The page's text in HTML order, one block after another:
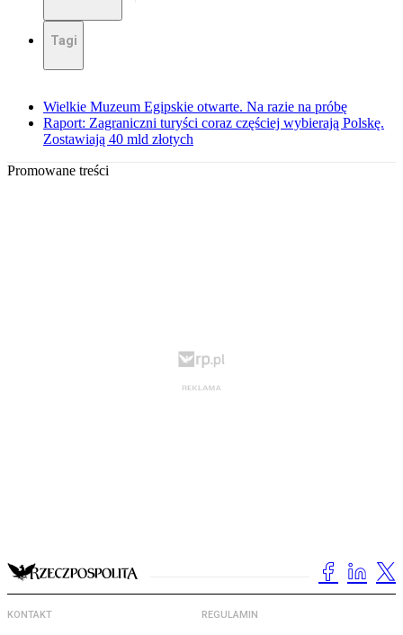
Tagi
Wielkie Muzeum Egipskie otwarte. Na razie na próbę
Raport: Zagraniczni turyści coraz częściej wybierają Polskę.
Zostawiają 40 mld złotych
Promowane treści
KONTAKT REGULAMIN